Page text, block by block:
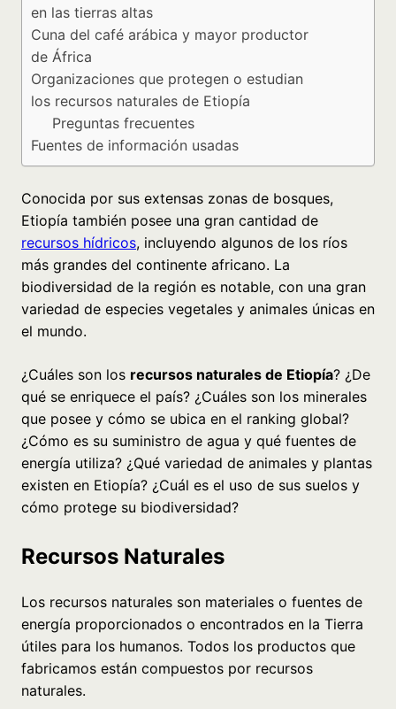
en las tierras altas
Cuna del café arábica y mayor productor
de África
Organizaciones que protegen o estudian
los recursos naturales de Etiopía
Preguntas frecuentes
Fuentes de información usadas
Conocida por sus extensas zonas de bosques,
Etiopía también posee una gran cantidad de
recursos hídricos, incluyendo algunos de los ríos
más grandes del continente africano. La
biodiversidad de la región es notable, con una gran
variedad de especies vegetales y animales únicas en
el mundo.
¿Cuáles son los recursos naturales de Etiopía? ¿De
qué se enriquece el país? ¿Cuáles son los minerales
que posee y cómo se ubica en el ranking global?
¿Cómo es su suministro de agua y qué fuentes de
energía utiliza? ¿Qué variedad de animales y plantas
existen en Etiopía? ¿Cuál es el uso de sus suelos y
cómo protege su biodiversidad?
Recursos Naturales
Los recursos naturales son materiales o fuentes de
energía proporcionados o encontrados en la Tierra
útiles para los humanos. Todos los productos que
fabricamos están compuestos por recursos
naturales.